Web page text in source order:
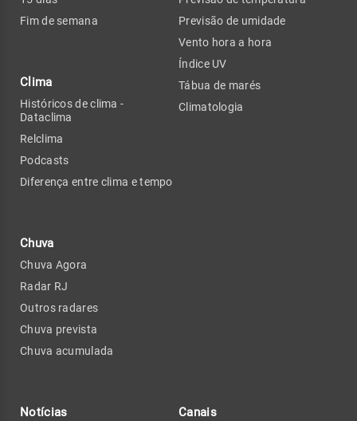
Fim de semana
Clima
Históricos de clima -
Dataclima
Relclima
Podcasts
Diferença entre clima e tempo
Chuva
Chuva Agora
Radar RJ
Outros radares
Chuva prevista
Chuva acumulada
Previsão de umidade
Vento hora a hora
Índice UV
Tábua de marés
Climatologia
Notícias Canais